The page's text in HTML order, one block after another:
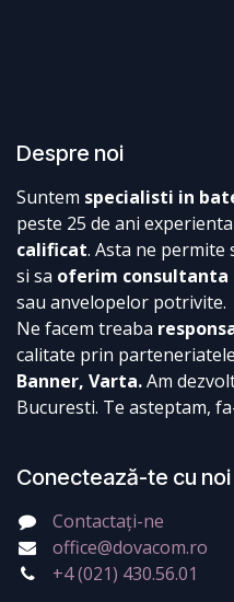
Despre noi
Suntem specialisti in
peste 25 de ani
calificat. Asta ne permite
si sa oferim
sau anvelopelor potrivite.
Ne facem treaba
calitate prin
Banner, Varta.Am
Bucuresti. Te asteptam,
Conectează-te cu noi
Contactați-ne
office@dovacom.ro
+4 (021) 430.56.01